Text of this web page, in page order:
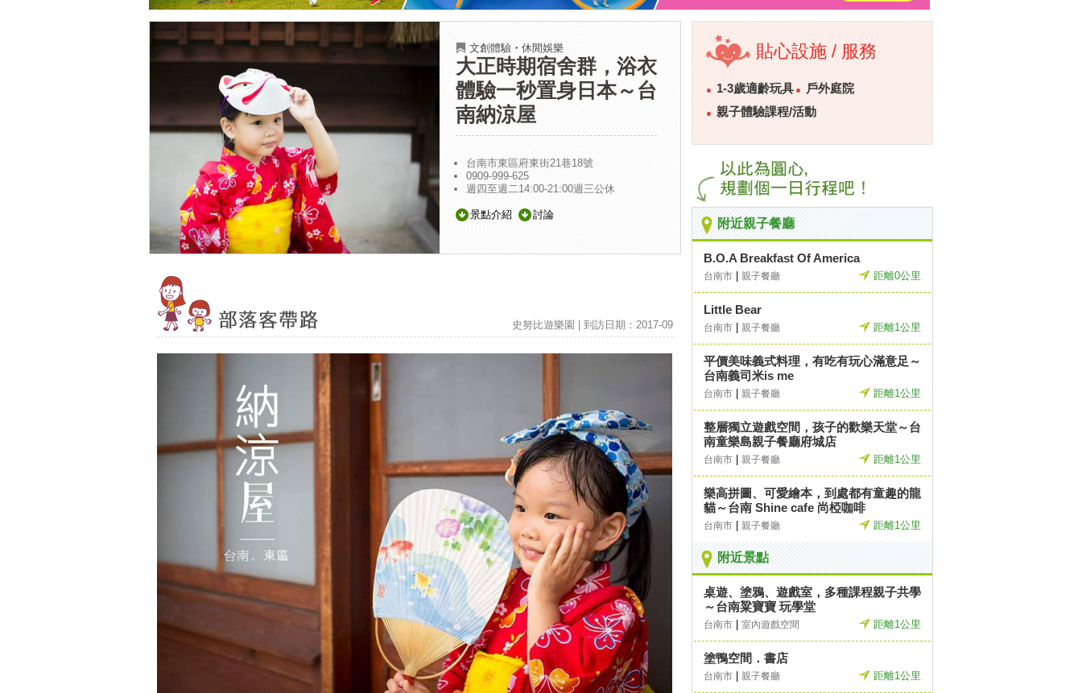
文創體驗 ・ 休閒娛樂
大正時期宿舍群，浴衣
體驗一秒置身日本～台
南納涼屋
台南市東區府東街21巷18號
0909-999-625
週四至週二14:00-21:00週三公休
景點介紹 討論
史努比遊樂園 | 到訪日期：2017-09
貼心設施 / 服務
1-3歲適齡玩具
戶外庭院
親子體驗課程/活動
附近親子餐廳
B.O.A Breakfast Of America
台南市 親子餐廳 距離0公里
Little Bear
台南市 親子餐廳 距離1公里
平價美味義式料理，有吃有玩心滿意足～
台南義司米is me
台南市 親子餐廳 距離1公里
整層獨立遊戲空間，孩子的歡樂天堂～台
南童樂島親子餐廳府城店
台南市 親子餐廳 距離1公里
樂高拼圖、可愛繪本，到處都有童趣的龍
貓～台南 Shine cafe 尚椏咖啡
台南市 親子餐廳 距離1公里
附近景點
桌遊、塗鴉、遊戲室，多種課程親子共學
～台南粱寶寶 玩學堂
台南市 室內遊戲空間 距離1公里
塗鴨空間．書店
台南市 親子餐廳 距離1公里